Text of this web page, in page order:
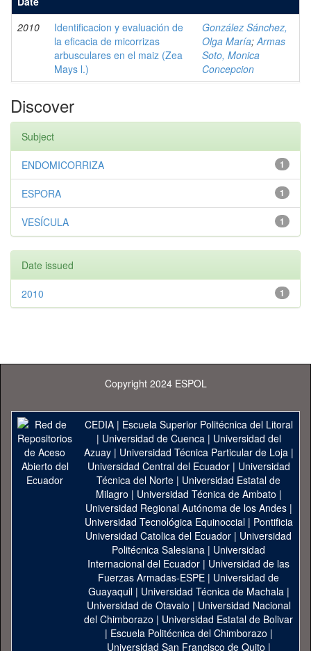
2010
Identificacion y evaluación de
la eficacia de micorrizas
arbusculares en el maiz (Zea
Mays l.)
González Sánchez,
Olga María;Armas
Soto, Monica
Concepcion
Discover
Subject
1
ENDOMICORRIZA
1
ESPORA
1
VESÍCULA
Date issued
1
2010
Copyright 2024 ESPOL
CEDIA| Escuela Superior Politécnica del Litoral
| Universidad de Cuenca| Universidad del
Azuay| Universidad Técnica Particular de Loja|
Universidad Central del Ecuador| Universidad
Técnica del Norte | Universidad Estatal de
Milagro | Universidad Técnica de Ambato |
Universidad Regional Autónoma de los Andes|
Universidad Tecnológica Equinoccial| Pontificia
Universidad Catolica del Ecuador | Universidad
Politécnica Salesiana | Universidad
Internacional del Ecuador | Universidad de las
Fuerzas Armadas-ESPE | Universidad de
Guayaquil| Universidad Técnica de Machala|
Universidad de Otavalo | Universidad Nacional
del Chimborazo | Universidad Estatal de Bolivar
| Escuela Politécnica del Chimborazo |
Universidad San Francisco de Quito |